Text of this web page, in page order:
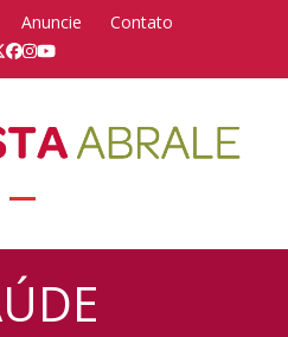
Anuncie
Contato
Facebook
Instagram
YouTube
menu
menu